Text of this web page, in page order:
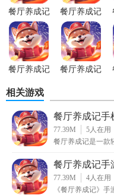
顾客。
2. 合理安排员工：根据
率。
3. 定期举办活动：定期
人气。
4. 注意顾客反馈：及时
【餐厅养成记游戏安装
1. 丰富的菜品系统：涵
发新菜品的乐趣。
餐厅养成记
官网版
餐厅养成记
手游无限钻
石版
餐厅养成记
餐厅养成记
相关游戏
餐厅养成记手
77.39M 5人在用
餐厅养成记是一款
餐厅养成记手
77.39M 4人在用
《餐厅养成记》